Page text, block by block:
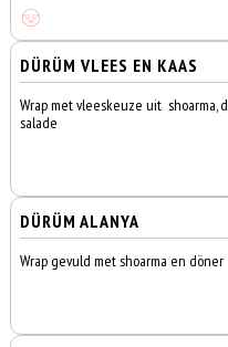
DÜRÜM VLEES EN KAAS
Wrap met vleeskeuze uit shoarma,
salade
DÜRÜM ALANYA
Wrap gevuld met shoarma en döner